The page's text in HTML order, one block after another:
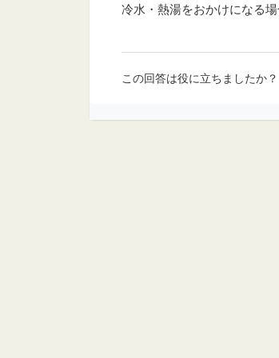
冷水・熱湯をおかけになる
この回答は役に立ちましたか？